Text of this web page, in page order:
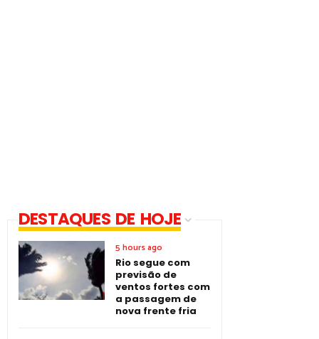
DESTAQUES DE HOJE
5 hours ago
Rio segue com
previsão de
ventos fortes com
a passagem de
nova frente fria